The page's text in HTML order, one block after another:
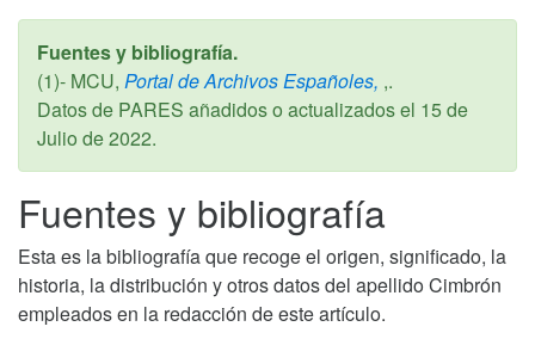
Fuentes y bibliografía.
(1)- MCU, Portal de Archivos Españoles, ,.
Datos de PARES añadidos o actualizados el 15 de
Julio de 2022.
Fuentes y bibliografía
Esta es la bibliografía que recoge el origen, significado, la
historia, la distribución y otros datos del apellido Cimbrón
empleados en la redacción de este artículo.